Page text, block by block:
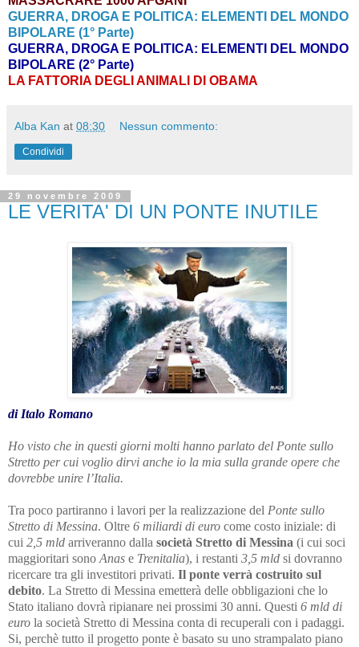
GUERRA, DROGA E POLITICA: ELEMENTI DEL MONDO
BIPOLARE (1° Parte)
GUERRA, DROGA E POLITICA: ELEMENTI DEL MONDO
BIPOLARE (2° Parte)
LA FATTORIA DEGLI ANIMALI DI OBAMA
Alba Kan at 08:30 Nessun commento:
Condividi
29 novembre 2009
LE VERITA' DI UN PONTE INUTILE
di Italo Romano
Ho visto che in questi giorni molti hanno parlato del Ponte sullo
Stretto per cui voglio dirvi anche io la mia sulla grande opere che
dovrebbe unire l’Italia.
Tra poco partiranno i lavori per la realizzazione del Ponte sullo
Stretto di Messina. Oltre 6 miliardi di euro come costo iniziale: di
cui 2,5 mld arriveranno dalla società Stretto di Messina (i cui soci
maggioritari sono Anas e Trenitalia), i restanti 3,5 mld si dovranno
ricercare tra gli investitori privati. Il ponte verrà costruito sul
debito. La Stretto di Messina emetterà delle obbligazioni che lo
Stato italiano dovrà ripianare nei prossimi 30 anni. Questi 6 mld di
euro la società Stretto di Messina conta di recuperali con i padaggi.
Si, perchè tutto il progetto ponte è basato su uno strampalato piano